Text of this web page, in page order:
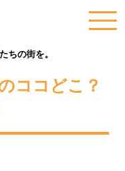
ちの街を。
ココどこ？